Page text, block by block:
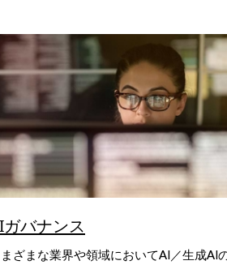
バナンス
ざまな業界や領域においてAI／生成AI